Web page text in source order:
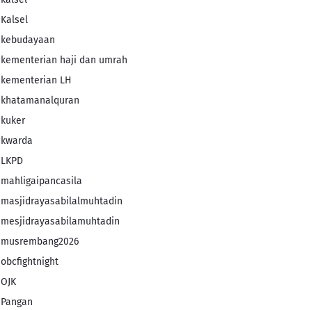
Kalsel
kebudayaan
kementerian haji dan umrah
kementerian LH
khatamanalquran
kuker
kwarda
LKPD
mahligaipancasila
masjidrayasabilalmuhtadin
mesjidrayasabilamuhtadin
musrembang2026
obcfightnight
OJK
Pangan